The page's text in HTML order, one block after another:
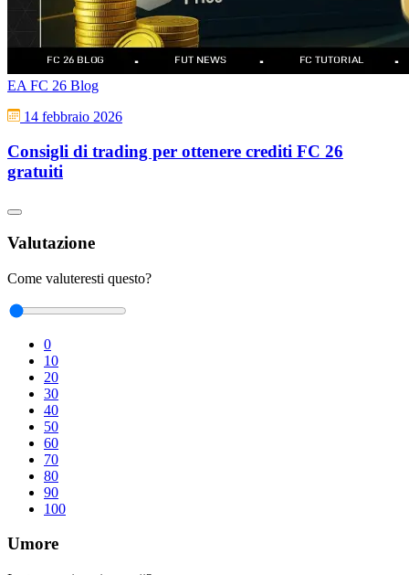
EA FC 26 Blog
14 febbraio 2026
Consigli di trading per ottenere crediti FC 26
gratuiti
Valutazione
Come valuteresti questo?
0
10
20
30
40
50
60
70
80
90
100
Umore